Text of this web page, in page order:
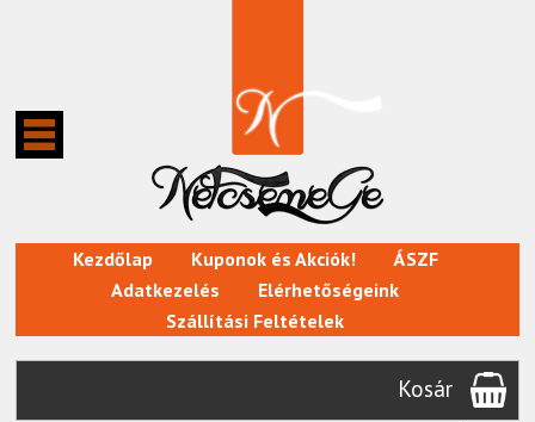
Kezdőlap Kuponok és Akciók!
ÁSZF
Adatkezelés
Elérhetőségeink
Szállítási Feltételek
Kosár